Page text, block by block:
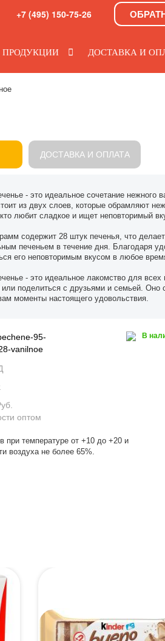
+7 (495) 150-75-26
ПРОДУКЦИИ ДОСТАВКА И
ДОСТАВКА И ОПЛАТА
- это идеальное сочетание нежного
из двух слоев, которые обрамляют
любит сладкое и ищет неповторимый
содержит 28 штук печенья, что
печеньем в течение дня. Благодаря
его неповторимым вкусом в любое
- это идеальное лакомство для
поделиться с друзьями и семьей. Оно
моменты настоящего удовольствия.
95-
vanilnoe
оптом
В
при температуре от +10 до +20 и
воздуха не более 65%.